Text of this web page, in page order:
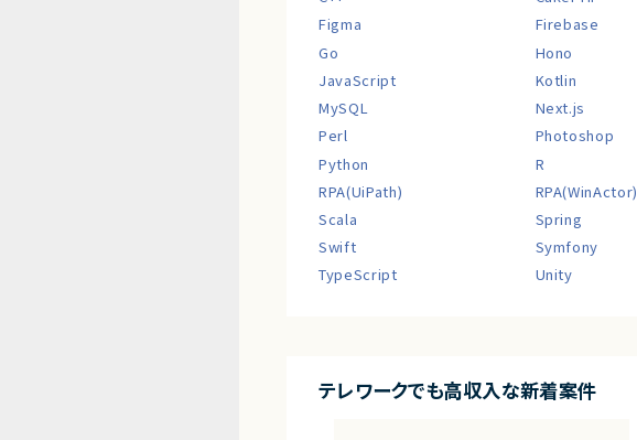
Figma
Firebase
Go
Hono
JavaScript
Kotlin
MySQL
Next.js
Perl
Photoshop
Python
R
RPA(UiPath)
RPA(WinActor)
Scala
Spring
Swift
Symfony
TypeScript
Unity
テレワークでも高収入な新着案件